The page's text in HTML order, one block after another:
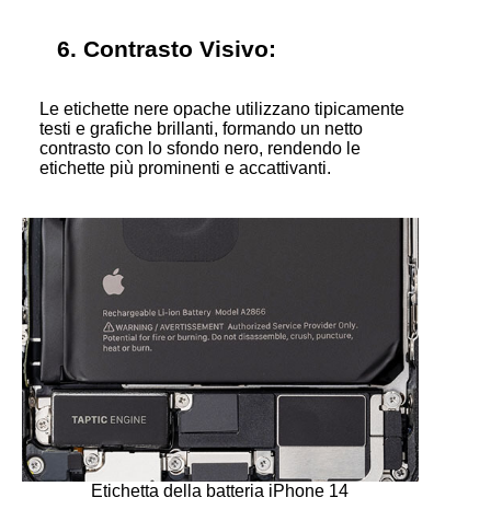
6. Contrasto Visivo:
Le etichette nere opache utilizzano tipicamente
testi e grafiche brillanti, formando un netto
contrasto con lo sfondo nero, rendendo le
etichette più prominenti e accattivanti.
Etichetta della batteria iPhone 14